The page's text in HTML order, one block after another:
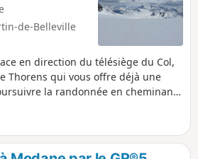
de-Belleville
en direction du télésiège du Col,
Thorens qui vous offre déjà une
la randonnée en cheminant
m d'altitude en vous offrant un
direction de l'Aiguille de l'Échelle.